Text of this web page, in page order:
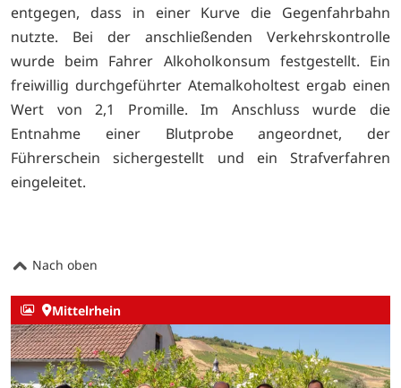
entgegen, dass in einer Kurve die Gegenfahrbahn
nutzte. Bei der anschließenden Verkehrskontrolle
wurde beim Fahrer Alkoholkonsum festgestellt. Ein
freiwillig durchgeführter Atemalkoholtest ergab einen
Wert von 2,1 Promille. Im Anschluss wurde die
Entnahme einer Blutprobe angeordnet, der
Führerschein sichergestellt und ein Strafverfahren
eingeleitet.
Nach oben
Mittelrhein